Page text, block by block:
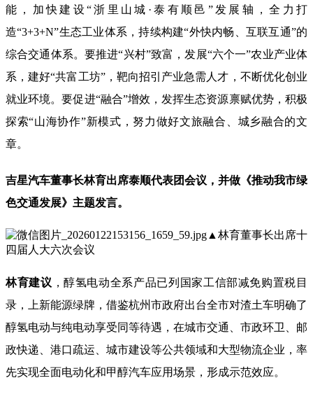
能，加快建设“浙里山城·泰有顺邑”发展轴，全力打
造“3+3+N”生态工业体系，持续构建“外快内畅、互联互通”的
综合交通体系。要推进“兴村”致富，发展“六个一”农业产业体
系，建好“共富工坊”，靶向招引产业急需人才，不断优化创业
就业环境。要促进“融合”增效，发挥生态资源禀赋优势，积极
探索“山海协作”新模式，努力做好文旅融合、城乡融合的文
章。
吉星汽车董事长林育出席泰顺代表团会议，并做《推动我市绿
色交通发展》主题发言。
▲ 林育董事长出席十
四届人大六次会议
林育建议 ，醇氢电动全系产品已列国家工信部减免购置税目
录，上新能源绿牌，借鉴杭州市政府出台全市对渣土车明确了
醇氢电动与纯电动享受同等待遇，在城市交通、市政环卫、邮
政快递、港口疏运、城市建设等公共领域和大型物流企业，率
先实现全面电动化和甲醇汽车应用场景，形成示范效应。